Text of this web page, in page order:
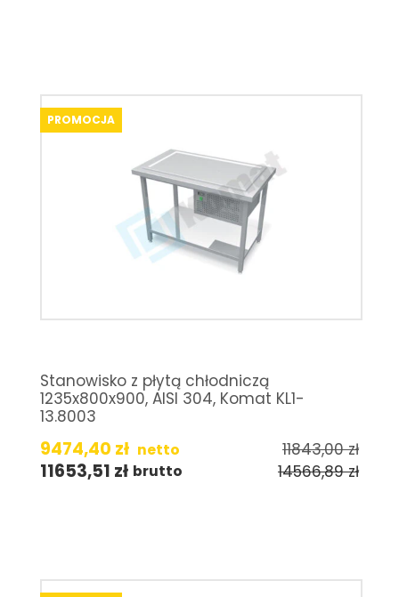
PROMOCJA
Stanowisko z płytą chłodniczą
1235x800x900, AISI 304, Komat KL1-
13.8003
9474,40 zł netto 11843,00zł
11653,51 zł brutto 14566,89zł